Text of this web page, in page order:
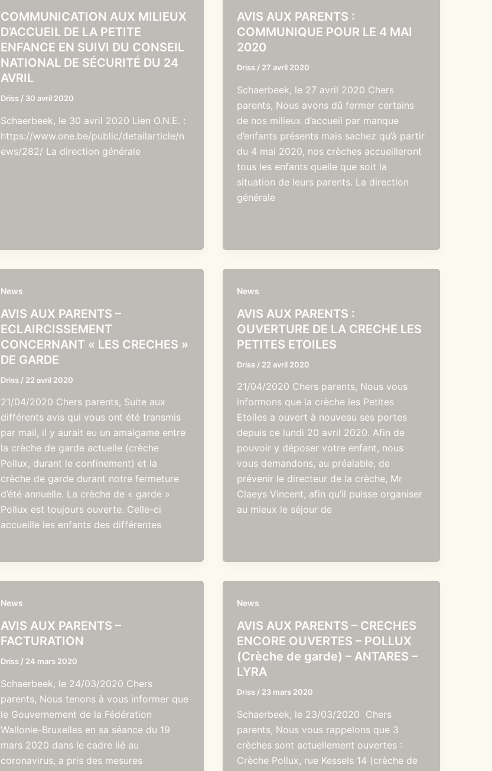
COMMUNICATION AUX MILIEUX
D’ACCUEIL DE LA PETITE
ENFANCE EN SUIVI DU CONSEIL
NATIONAL DE SÉCURITÉ DU 24
AVRIL
Driss / 30 avril 2020
Schaerbeek, le 30 avril 2020 Lien O.N.E. :
https://www.one.be/public/detailarticle/n
ews/282/ La direction générale
AVIS AUX PARENTS :
COMMUNIQUE POUR LE 4 MAI
2020
Driss / 27 avril 2020
Schaerbeek, le 27 avril 2020 Chers
parents, Nous avons dû fermer certains
de nos milieux d’accueil par manque
d’enfants présents mais sachez qu’à partir
du 4 mai 2020, nos crèches accueilleront
tous les enfants quelle que soit la
situation de leurs parents. La direction
générale
News
AVIS AUX PARENTS –
ECLAIRCISSEMENT
CONCERNANT « LES CRECHES »
DE GARDE
Driss / 22 avril 2020
21/04/2020 Chers parents, Suite aux
différents avis qui vous ont été transmis
par mail, il y aurait eu un amalgame entre
la crèche de garde actuelle (crèche
Pollux, durant le confinement) et la
crèche de garde durant notre fermeture
d’été annuelle. La crèche de « garde »
Pollux est toujours ouverte. Celle-ci
accueille les enfants des différentes
News
AVIS AUX PARENTS :
OUVERTURE DE LA CRECHE LES
PETITES ETOILES
Driss / 22 avril 2020
21/04/2020 Chers parents, Nous vous
informons que la crèche les Petites
Etoiles a ouvert à nouveau ses portes
depuis ce lundi 20 avril 2020. Afin de
pouvoir y déposer votre enfant, nous
vous demandons, au préalable, de
prévenir le directeur de la crèche, Mr
Claeys Vincent, afin qu’il puisse organiser
au mieux le séjour de
News
AVIS AUX PARENTS –
FACTURATION
Driss / 24 mars 2020
Schaerbeek, le 24/03/2020 Chers
parents, Nous tenons à vous informer que
le Gouvernement de la Fédération
Wallonie-Bruxelles en sa séance du 19
mars 2020 dans le cadre lié au
coronavirus, a pris des mesures
News
AVIS AUX PARENTS – CRECHES
ENCORE OUVERTES – POLLUX
(Crèche de garde) – ANTARES –
LYRA
Driss / 23 mars 2020
Schaerbeek, le 23/03/2020 Chers
parents, Nous vous rappelons que 3
crèches sont actuellement ouvertes :
Crèche Pollux, rue Kessels 14 (crèche de